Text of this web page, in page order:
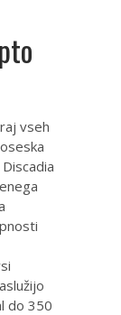
vseh
do 350